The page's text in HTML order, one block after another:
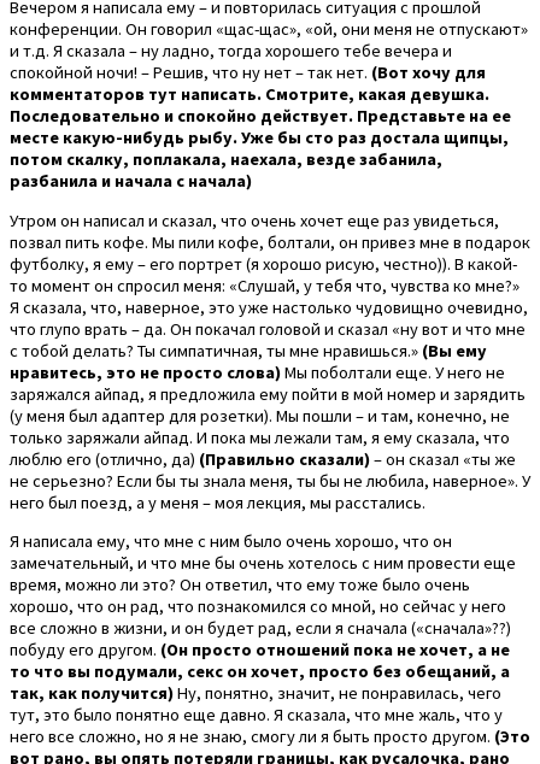
Вечером я написала ему – и повторилась ситуация с прошлой
конференции. Он говорил «щас-щас», «ой, они меня не отпускают»
и т.д. Я сказала – ну ладно, тогда хорошего тебе вечера и
спокойной ночи! – Решив, что ну нет – так нет. (Вот хочу для
комментаторов тут написать. Смотрите, какая девушка.
Последовательно и спокойно действует. Представьте на ее
месте какую-нибудь рыбу. Уже бы сто раз достала щипцы,
потом скалку, поплакала, наехала, везде забанила,
разбанила и начала с начала)
Утром он написал и сказал, что очень хочет еще раз увидеться,
позвал пить кофе. Мы пили кофе, болтали, он привез мне в подарок
футболку, я ему – его портрет (я хорошо рисую, честно)). В какой-
то момент он спросил меня: «Слушай, у тебя что, чувства ко мне?»
Я сказала, что, наверное, это уже настолько чудовищно очевидно,
что глупо врать – да. Он покачал головой и сказал «ну вот и что мне
с тобой делать? Ты симпатичная, ты мне нравишься.» (Вы ему
нравитесь, это не просто слова)Мы поболтали еще. У него не
заряжался айпад, я предложила ему пойти в мой номер и зарядить
(у меня был адаптер для розетки). Мы пошли – и там, конечно, не
только заряжали айпад. И пока мы лежали там, я ему сказала, что
люблю его (отлично, да) (Правильно сказали)– он сказал «ты же
не серьезно? Если бы ты знала меня, ты бы не любила, наверное». У
него был поезд, а у меня – моя лекция, мы расстались.
Я написала ему, что мне с ним было очень хорошо, что он
замечательный, и что мне бы очень хотелось с ним провести еще
время, можно ли это? Он ответил, что ему тоже было очень
хорошо, что он рад, что познакомился со мной, но сейчас у него
все сложно в жизни, и он будет рад, если я сначала («сначала»??)
побуду его другом. (Он просто отношений пока не хочет, а не
то что вы подумали, секс он хочет, просто без обещаний, а
так, как получится)Ну, понятно, значит, не понравилась, чего
тут, это было понятно еще давно. Я сказала, что мне жаль, что у
него все сложно, но я не знаю, смогу ли я быть просто другом. (Это
вот рано, вы опять потеряли границы, как русалочка, рано